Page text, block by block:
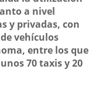
a nivel
y privadas, con
vehículos
entre los que
70 taxis y 20